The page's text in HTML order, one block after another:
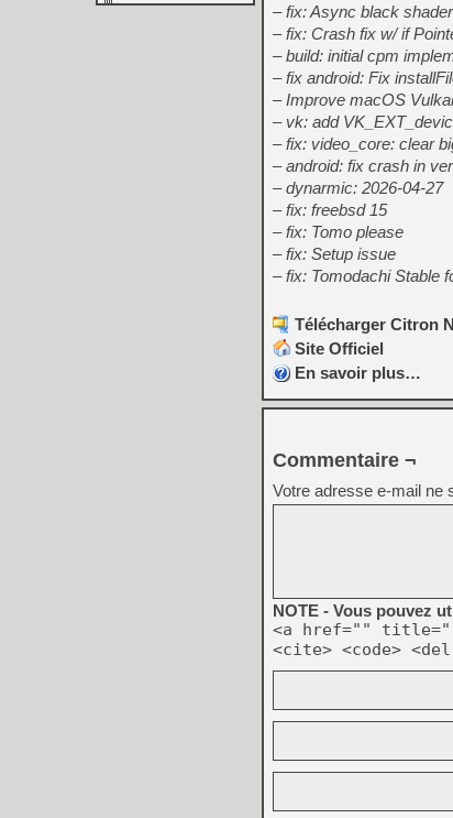
– fix: Async black
– fix: Crash fix w/ if
– build: initial cpm
– fix android: Fix
– Improve macOS
– vk: add
– fix: video_core: clear
– android: fix crash in
– dynarmic: 2026-04-27
– fix: freebsd 15
– fix: Tomo please
– fix: Setup issue
– fix: Tomodachi Stable
Télécharger Citron
Site Officiel
En savoir plus…
Commentaire ¬
Votre adresse e-mail ne
NOTE - Vous pouvez
<a href=""
<cite> <code>